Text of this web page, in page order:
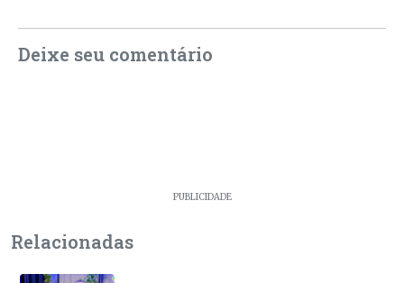
Deixe seu comentário
PUBLICIDADE
Relacionadas